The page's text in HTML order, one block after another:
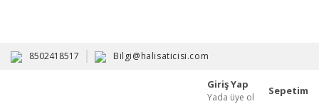
8502418517 Bilgi@halisaticisi.com
Giriş Yap
Yada üye ol
Sepetim